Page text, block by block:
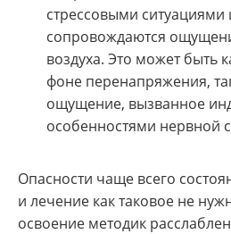
стрессовыми
сопровождаются
воздуха. Это может быть
фоне перенапряжения,
ощущение, вызванное
особенностями нервной
Опасности чаще всего
и лечение как таковое не
освоение методик